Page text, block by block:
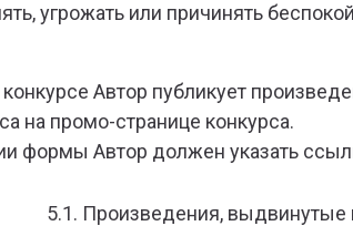
угрожать или причинять
Автор публикует
на промо-странице конкурса.
формы Автор должен указать
5.1. Произведения, выдвинутые